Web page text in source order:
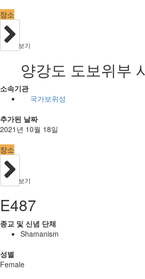
장소
보기
양강도 도보위부
소속기관
국가보위성
추가된 날짜
2021년 10월 18일
장소
보기
E487
종교 및 신념 단체
Shamanism
성별
Female